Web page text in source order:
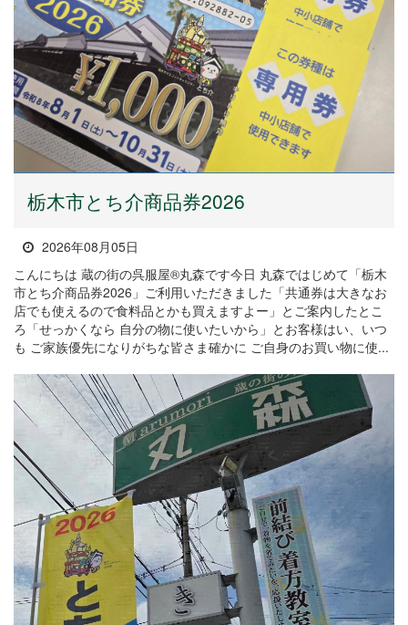
栃木市とち介商品券2026
2026年08月05日
こんにちは 蔵の街の呉服屋®丸森です今日 丸森ではじめて「栃木
市とち介商品券2026」ご利用いただきました「共通券は大きなお
店でも使えるので食料品とかも買えますよー」とご案内したとこ
ろ「せっかくなら 自分の物に使いたいから」とお客様はい、いつ
も ご家族優先になりがちな皆さま確かに ご自身のお買い物に使...